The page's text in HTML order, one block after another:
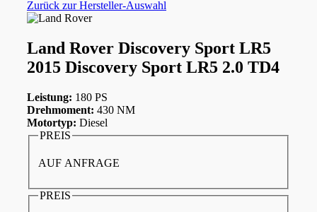
Zurück zur Hersteller-Auswahl
Land Rover Discovery Sport LR5
2015 Discovery Sport LR5 2.0 TD4
Leistung: 180 PS
Drehmoment: 430 NM
Motortyp: Diesel
PREIS
AUF ANFRAGE
PREIS